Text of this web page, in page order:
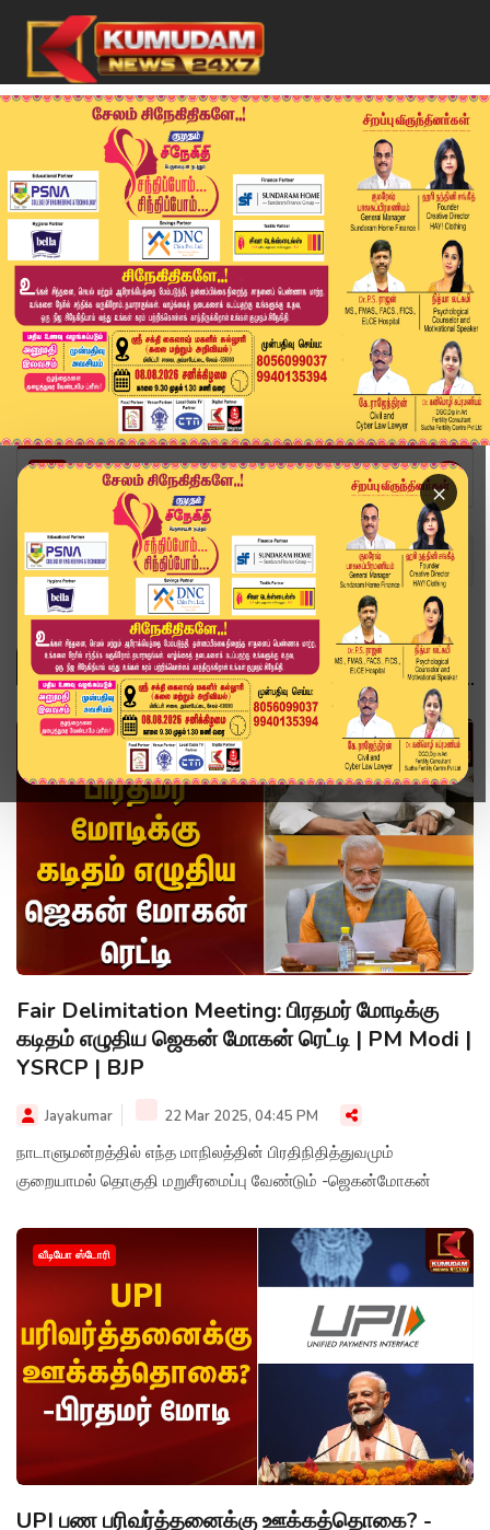
×
Home Topics பிரதமர் மோடி
பிரதமர் மோடி
Fair Delimitation Meeting: பிரதமர் மோடிக்கு
கடிதம் எழுதிய ஜெகன் மோகன் ரெட்டி | PM Modi |
YSRCP | BJP
Jayakumar 22 Mar 2025, 04:45 PM
நாடாளுமன்றத்தில் எந்த மாநிலத்தின் பிரதிநிதித்துவமும்
குறையாமல் தொகுதி மறுசீரமைப்பு வேண்டும் -ஜெகன்மோகன்
வீடியோ ஸ்டோரி
UPI பண பரிவர்த்தனைக்கு ஊக்கத்தொகை? -